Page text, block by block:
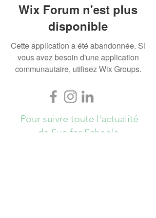
Wix Forum n'est plus
disponible
Cette application a été abandonnée. Si
vous avez besoin d'une application
communautaire, utilisez Wix Groups.
Pour suivre toute l'actualité
de Sun for Schools,